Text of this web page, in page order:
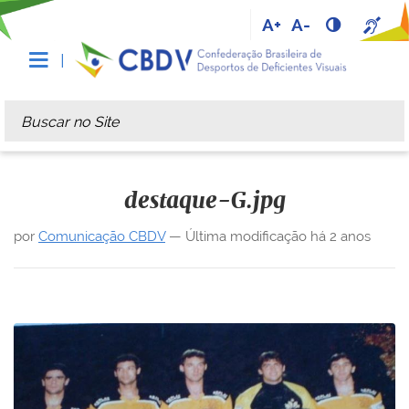
A+ A-
Busca
Busca Avançada…
destaque-G.jpg
por Comunicação CBDV— Última modificação há 2 anos